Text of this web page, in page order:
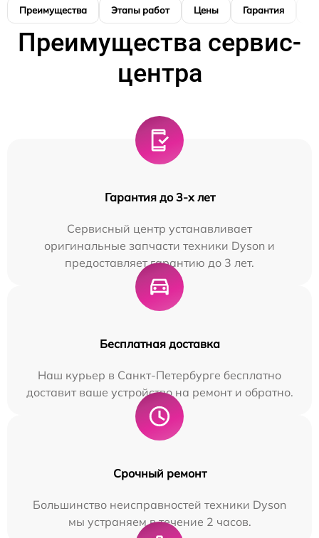
Преимущества Этапы работ Цены Гарантия
Преимущества сервис-
центра
Гарантия до 3-х лет
Сервисный центр устанавливает
оригинальные запчасти техники Dyson и
предоставляет гарантию до 3 лет.
Бесплатная доставка
Наш курьер в Санкт-Петербурге бесплатно
доставит ваше устройство на ремонт и обратно.
Срочный ремонт
Большинство неисправностей техники Dyson
мы устраняем в течение 2 часов.